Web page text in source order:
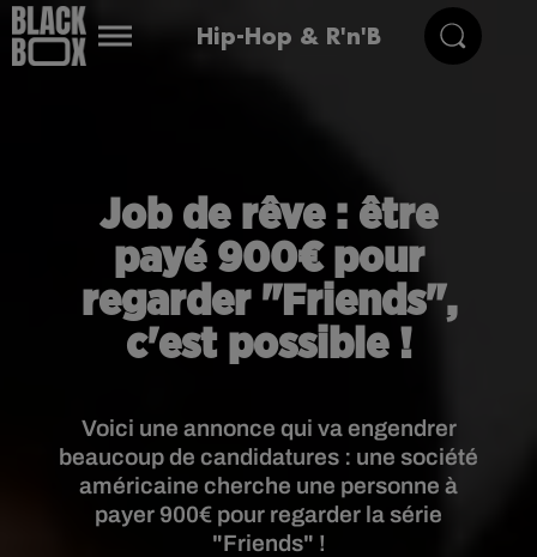
Hip-Hop & R'n'B
Job de rêve : être
payé 900€ pour
regarder "Friends",
c'est possible !
Voici une annonce qui va engendrer
beaucoup de candidatures : une société
américaine cherche une personne à
payer 900€ pour regarder la série
"Friends" !